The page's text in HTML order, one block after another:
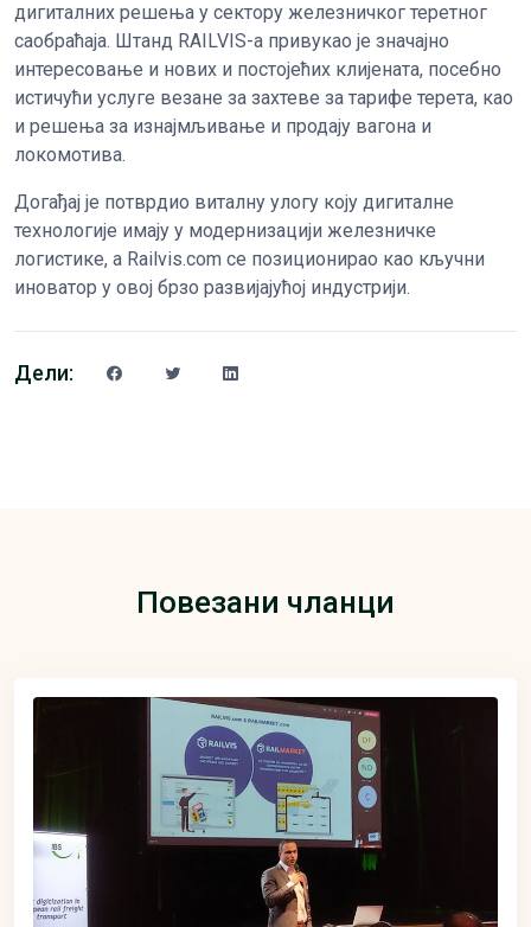
дигиталних решења у сектору железничког теретног
саобраћаја. Штанд RAILVIS-а привукао је значајно
интересовање и нових и постојећих клијената, посебно
истичући услуге везане за захтеве за тарифе терета, као
и решења за изнајмљивање и продају вагона и
локомотива.
Догађај је потврдио виталну улогу коју дигиталне
технологије имају у модернизацији железничке
логистике, а Railvis.com се позиционирао као кључни
иноватор у овој брзо развијајућој индустрији.
Дели:
Повезани чланци